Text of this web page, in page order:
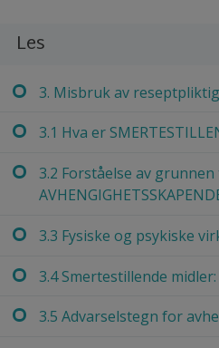
Les
3. Misbruk av
3.1 Hva er
3.2 Forståelse av
3.3 Fysiske og psykiske
3.4 Smertestillende
3.5 Advarselstegn for